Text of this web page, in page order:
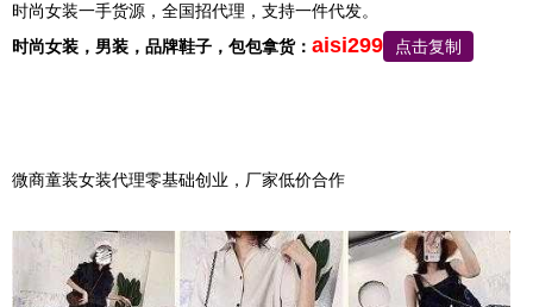
时尚女装一手货源，全国招代理，支持一件代发。
时尚女装， 男装，品牌鞋子，包包拿货： aisi299 点击复制
微商童装女装代理零基础创业，厂家低价合作